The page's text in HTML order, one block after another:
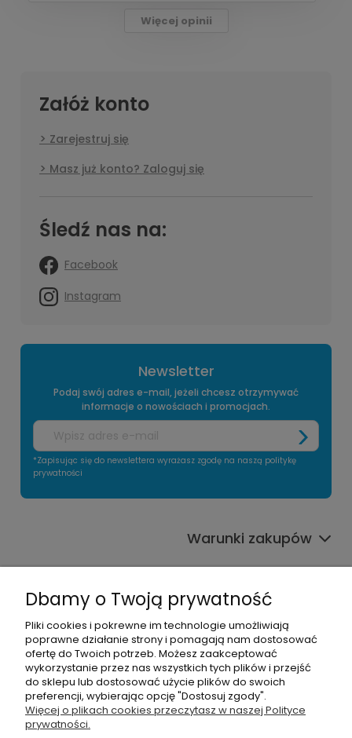
Więcej opinii
Załóż konto
Zarejestruj się
Masz już konto? Zaloguj się
Śledź nas na:
Facebook
Instagram
Newsletter
Podaj swój adres e-mail, jeżeli chcesz otrzymywać
informacje o nowościach i promocjach.
*Zapisując się do newslettera wyrażasz zgodę na naszą politykę
prywatności
Warunki zakupów
Informacje o sklepie
Moje konto
Pomoc
Dbamy o Twoją prywatność
Pliki cookies i pokrewne im technologie umożliwiają
poprawne działanie strony i pomagają nam dostosować
ofertę do Twoich potrzeb. Możesz zaakceptować
wykorzystanie przez nas wszystkich tych plików i przejść
do sklepu lub dostosować użycie plików do swoich
preferencji, wybierając opcję "Dostosuj zgody".
Więcej o plikach cookies przeczytasz w naszej Polityce
prywatności.